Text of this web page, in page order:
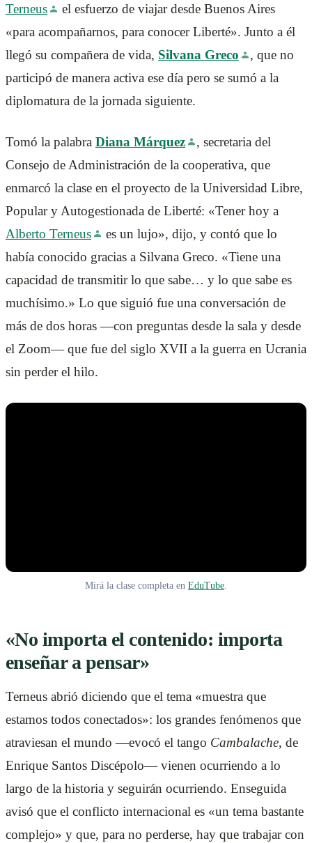
Terneus
el esfuerzo de viajar desde Buenos Aires
«para acompañarnos, para conocer Liberté». Junto a él
llegó su compañera de vida, Silvana Greco
, que no
participó de manera activa ese día pero se sumó a la
diplomatura de la jornada siguiente.
Tomó la palabra Diana Márquez
, secretaria del
Consejo de Administración de la cooperativa, que
enmarcó la clase en el proyecto de la Universidad Libre,
Popular y Autogestionada de Liberté: «Tener hoy a
Alberto Terneus
es un lujo», dijo, y contó que lo
había conocido gracias a Silvana Greco. «Tiene una
capacidad de transmitir lo que sabe… y lo que sabe es
muchísimo.» Lo que siguió fue una conversación de
más de dos horas —con preguntas desde la sala y desde
el Zoom— que fue del siglo XVII a la guerra en Ucrania
sin perder el hilo.
Mirá la clase completa en EduTube
«No importa el contenido: importa
enseñar a pensar»
Terneus abrió diciendo que el tema «muestra que
estamos todos conectados»: los grandes fenómenos que
atraviesan el mundo —evocó el tango Cambalache, de
Enrique Santos Discépolo— vienen ocurriendo a lo
largo de la historia y seguirán ocurriendo. Enseguida
avisó que el conflicto internacional es «un tema bastante
complejo» y que, para no perderse, hay que trabajar con